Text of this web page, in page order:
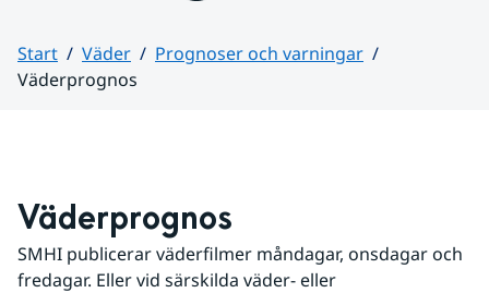
Start Väder
Prognoser och varningar
Väderprognos
Väderprognos
SMHI publicerar väderfilmer måndagar, onsdagar och
fredagar. Eller vid särskilda väder- eller